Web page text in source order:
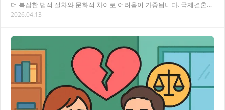
더 복잡한 법적 절차와 문화적 차이로 어려움이 가중됩니다. 국제결혼
부부의 이혼 시 필요한 법적 절차, 고려사…
2026.04.13